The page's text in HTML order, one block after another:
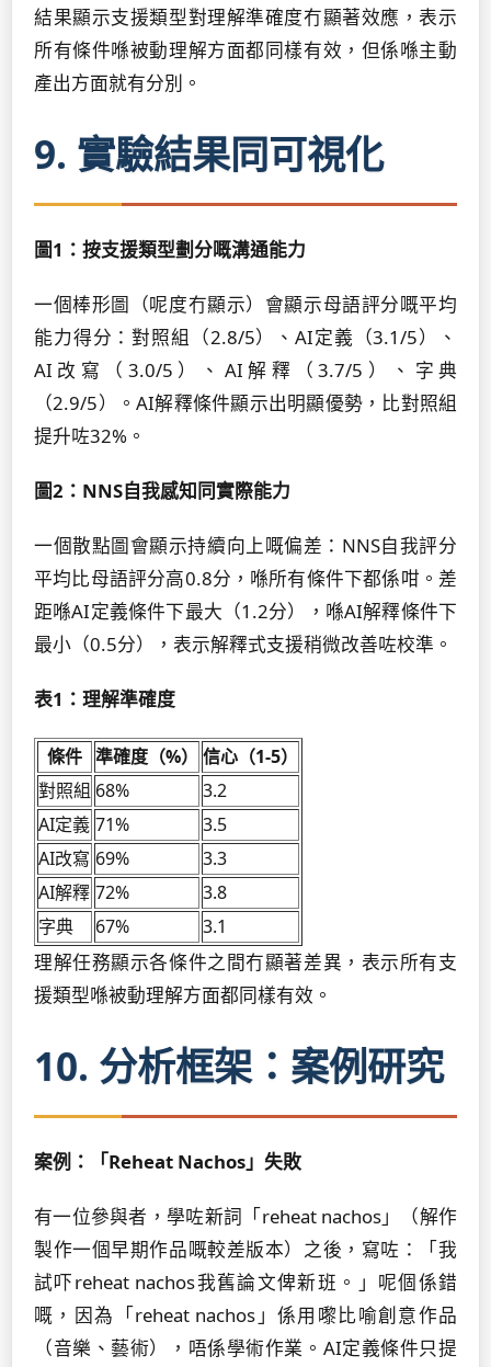
結果顯示支援類型對理解準確度冇顯著效應，表示
所有條件喺被動理解方面都同樣有效，但係喺主動
產出方面就有分別。
9. 實驗結果同可視化
圖1：按支援類型劃分嘅溝通能力
一個棒形圖（呢度冇顯示）會顯示母語評分嘅平均
能力得分：對照組（2.8/5）、AI定義（3.1/5）、
AI改寫（3.0/5）、AI解釋（3.7/5）、字典
（2.9/5）。AI解釋條件顯示出明顯優勢，比對照組
提升咗32%。
圖2：NNS自我感知同實際能力
一個散點圖會顯示持續向上嘅偏差：NNS自我評分
平均比母語評分高0.8分，喺所有條件下都係咁。差
距喺AI定義條件下最大（1.2分），喺AI解釋條件下
最小（0.5分），表示解釋式支援稍微改善咗校準。
表1：理解準確度
條件 準確度（%）
信心（1-5）
對照組 68%
3.2
AI定義 71%
3.5
AI改寫 69%
3.3
AI解釋 72%
3.8
字典
67% 3.1
理解任務顯示各條件之間冇顯著差異，表示所有支
援類型喺被動理解方面都同樣有效。
10. 分析框架：案例研究
案例：「Reheat Nachos」失敗
有一位參與者，學咗新詞「reheat nachos」（解作
製作一個早期作品嘅較差版本）之後，寫咗：「我
試吓reheat nachos我舊論文俾新班。」呢個係錯
嘅，因為「reheat nachos」係用嚟比喻創意作品
（音樂、藝術），唔係學術作業。AI定義條件只提